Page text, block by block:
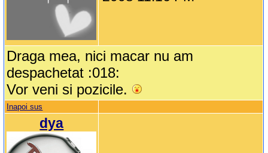
Draga mea, nici macar nu am
despachetat :018:
Vor veni si pozicile.
Inapoi sus
dya